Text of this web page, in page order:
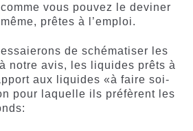
comme vous pouvez le deviner
prêtes à l’emploi.
de schématiser les
notre avis, les liquides prêts à
aux liquides «à faire soi-
pour laquelle ils préfèrent les